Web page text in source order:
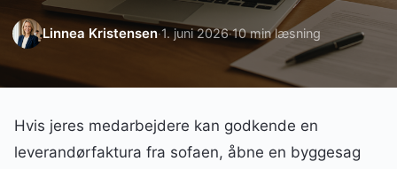
Linnea Kristensen·1. juni 2026·10 min læsning
Hvis jeres medarbejdere kan godkende en
leverandørfaktura fra sofaen, åbne en byggesag